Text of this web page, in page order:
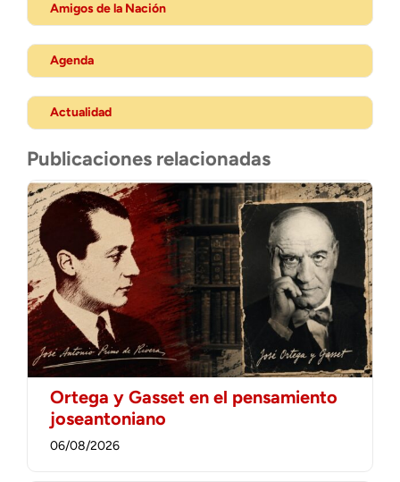
Amigos de la Nación
Agenda
Actualidad
Publicaciones relacionadas
Ortega y Gasset en el pensamiento
joseantoniano
06/08/2026